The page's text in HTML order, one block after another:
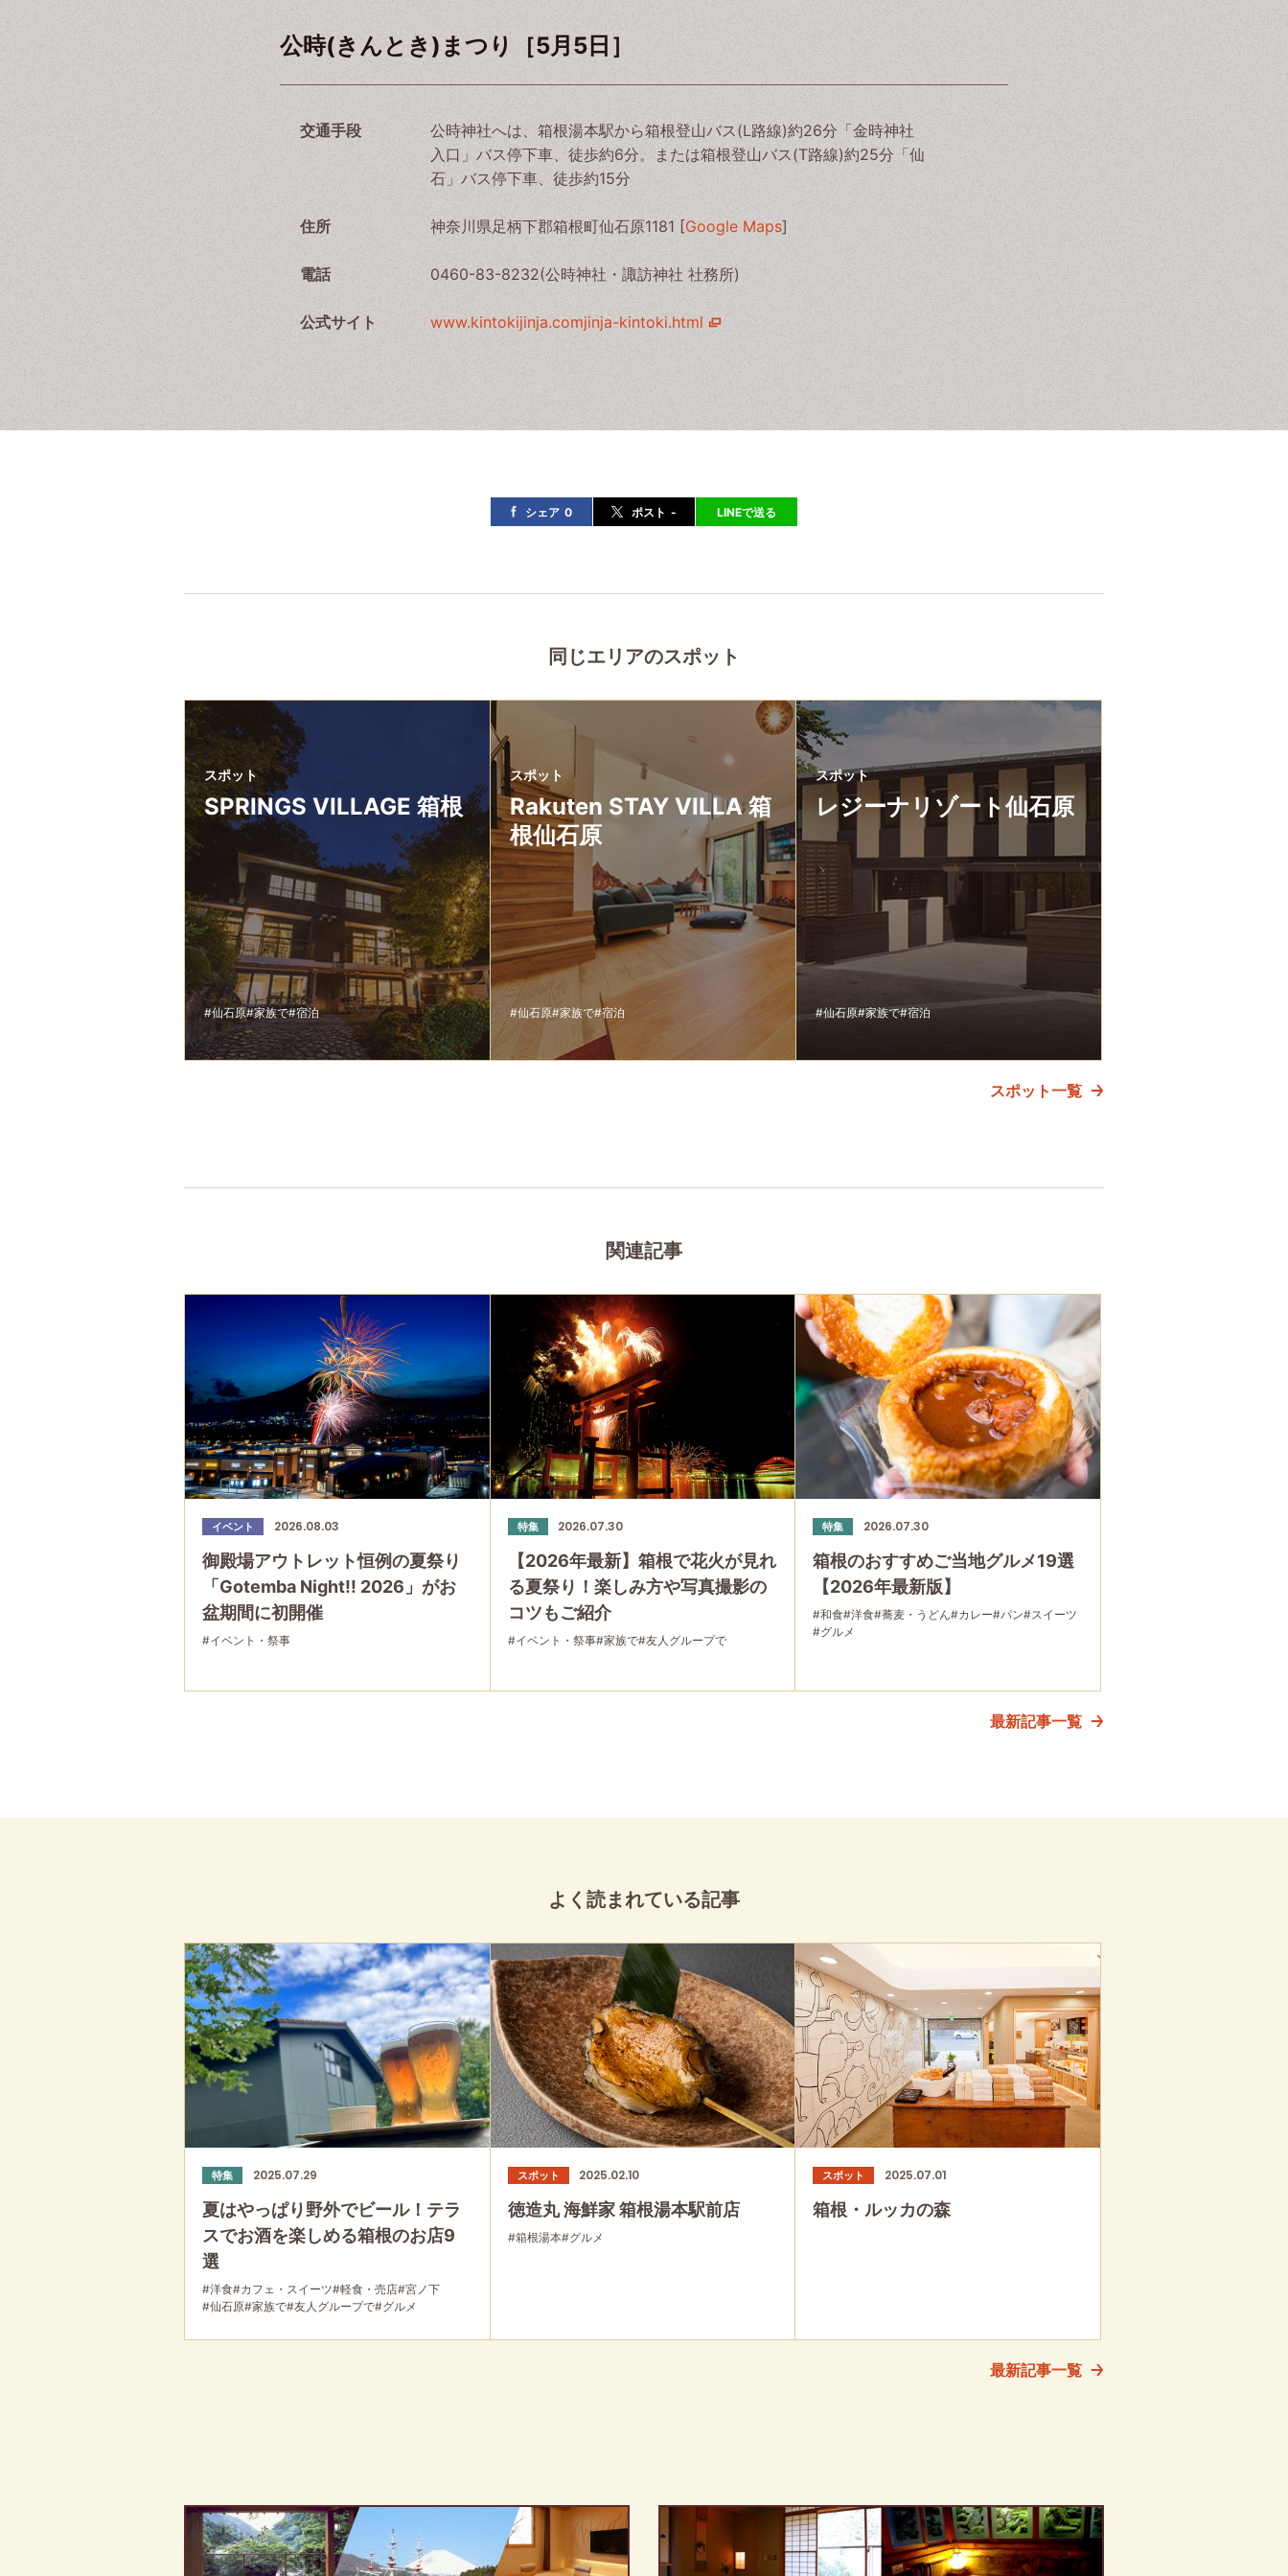
公時(きんとき)まつり［5月5日］
交通手段
公時神社へは、箱根湯本駅から箱根登山バス(L路線)約26分「金時神社
入口」バス停下車、徒歩約6分。または箱根登山バス(T路線)約25分「仙
石」バス停下車、徒歩約15分
住所 神奈川県足柄下郡箱根町仙石原1181 [Google Maps]
電話 0460-83-8232(公時神社・諏訪神社 社務所)
公式サイト www.kintokijinja.comjinja-kintoki.html
シェア 0 ポスト - LINEで送る
同じエリアのスポット
スポット
SPRINGS VILLAGE 箱根
#仙石原#家族で#宿泊
スポット
Rakuten STAY VILLA 箱
根仙石原
#仙石原#家族で#宿泊
スポット
レジーナリゾート仙石原
#仙石原#家族で#宿泊
スポット一覧
関連記事
イベント 2026.08.03
御殿場アウトレット恒例の夏祭り
「Gotemba Night!! 2026」がお
盆期間に初開催
#イベント・祭事
特集 2026.07.30
【2026年最新】箱根で花火が見れ
る夏祭り！楽しみ方や写真撮影の
コツもご紹介
#イベント・祭事#家族で#友人グループで
特集 2026.07.30
箱根のおすすめご当地グルメ19選
【2026年最新版】
#和食#洋食#蕎麦・うどん#カレー#パン#スイーツ
#グルメ
最新記事一覧
よく読まれている記事
特集 2025.07.29
夏はやっぱり野外でビール！テラ
スでお酒を楽しめる箱根のお店9
選
#洋食#カフェ・スイーツ#軽食・売店#宮ノ下
#仙石原#家族で#友人グループで#グルメ
スポット 2025.02.10
徳造丸 海鮮家 箱根湯本駅前店
#箱根湯本#グルメ
スポット 2025.07.01
箱根・ルッカの森
最新記事一覧